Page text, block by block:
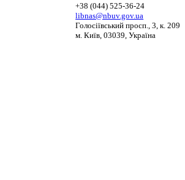
+38 (044) 525-36-24
libnas@nbuv.gov.ua
Голосіївський просп., 3, к. 209
м. Київ, 03039, Україна